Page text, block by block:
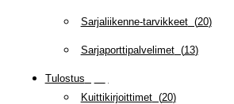
Sarjaliikenne-tarvikkeet(20)
Sarjaporttipalvelimet(13)
Tulostus
Kuittikirjoittimet(20)